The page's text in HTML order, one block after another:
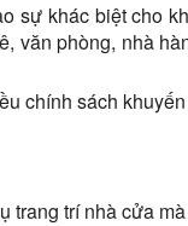
sự khác biệt cho
phòng, nhà
chính sách
trí nhà cửa